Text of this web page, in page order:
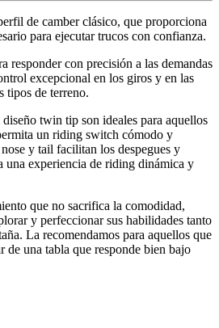
de camber clásico, que proporciona
para ejecutar trucos con confianza.
responder con precisión a las demandas
excepcional en los giros y en las
tipos de terreno.
twin tip son ideales para aquellos
un riding switch cómodo y
y tail facilitan los despegues y
una experiencia de riding dinámica y
que no sacrifica la comodidad,
y perfeccionar sus habilidades tanto
La recomendamos para aquellos que
de una tabla que responde bien bajo